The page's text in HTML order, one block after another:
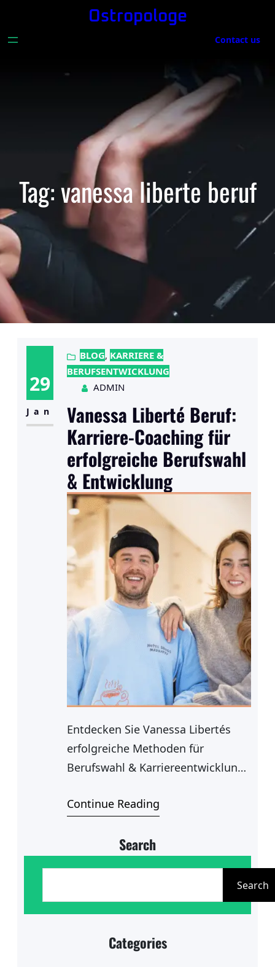
content
Ostropologe
Contact us
Tag:vanessa liberte beruf
29
Jan
BLOG, KARRIERE &
BERUFSENTWICKLUNG
ADMIN
Vanessa Liberté Beruf:
Karriere-Coaching für
erfolgreiche Berufswahl
& Entwicklung
Entdecken Sie Vanessa Libertés
erfolgreiche Methoden für
Berufswahl & Karriereentwicklung.
Ihren Traumberuf.
Continue Reading
Search
Search
Categories